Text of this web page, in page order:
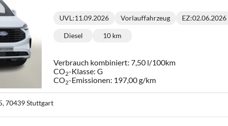
Lieferzeit:
UVL:11.09.2026 Vorlauffahrzeug EZ:02.06.2026
Kraftstoff:
Diesel
Kilometerstand:
10 km
Verbrauch kombiniert:7,50 l/100km
CO2-Klasse: G
CO2-Emissionen: 197,00 g/km
70439 Stuttgart